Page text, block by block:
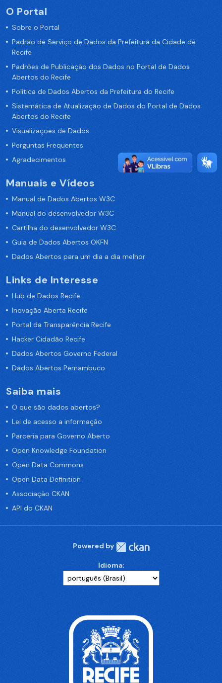
O Portal
Sobre o Portal
Padrão de Serviço de Dados da Prefeitura da Cidade de
Recife
Padrões de Publicação dos Dados no Portal de Dados
Abertos do Recife
Política de Dados Abertos da Prefeitura do Recife
Sistemática de Atualização de Dados do Portal de Dados
Abertos do Recife
Visualizações de Dados
Perguntas Frequentes
Agradecimentos
Manuais e Vídeos
Manual de Dados Abertos W3C
Manual do desenvolvedor W3C
Cartilha do desenvolvedor W3C
Guia de Dados Abertos OKFN
Dados Abertos para um dia a dia melhor
Links de Interesse
Hub de Dados Recife
Inovação Aberta Recife
Portal da Transparência Recife
Hacker Cidadão Recife
Dados Abertos Governo Federal
Dados Abertos Pernambuco
Saiba mais
O que são dados abertos?
Lei de acesso a informação
Parceria para Governo Aberto
Open Knowledge Foundation
Open Data Commons
Open Data Definition
Associação CKAN
API do CKAN
Powered by
Idioma